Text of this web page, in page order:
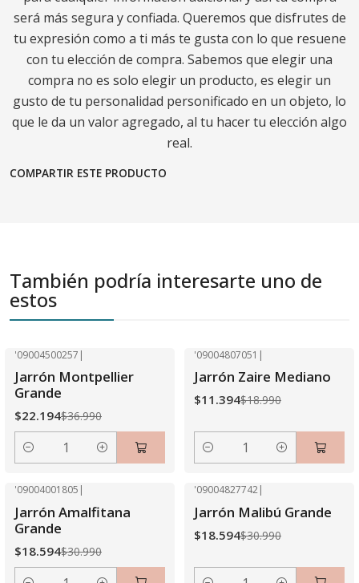
será más segura y confiada. Queremos que disfrutes de
tu expresión como a ti más te gusta con lo que resuene
con tu elección de compra. Sabemos que elegir una
compra no es solo elegir un producto, es elegir un
gusto de tu personalidad personificado en un objeto, lo
que le da un valor agregado, al tu hacer tu elección algo
real.
COMPARTIR ESTE PRODUCTO
También podría interesarte uno de
estos
'09004500257 |
Jarrón Montpellier
Grande
$22.194$36.990
Cantidad
'09004807051 |
Jarrón Zaire Mediano
$11.394$18.990
Cantidad
'09004001805 |
Jarrón Amalfitana
Grande
$18.594$30.990
'09004827742|
Jarrón Malibú Grande
$18.594$30.990